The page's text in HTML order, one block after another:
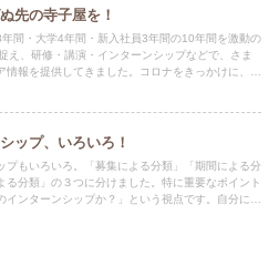
先の寺子屋を！
間・大学4年間・新入社員3年間の10年間を激動の
え、研修・講演・インターンシップなどで、さま
情報を提供してきました。コロナをきっかけに、
ップ、いろいろ！
プもいろいろ。「募集による分類」「期間による分
る分類」の３つに分けました。特に重要なポイント
インターンシップか？」という視点です。自分に合